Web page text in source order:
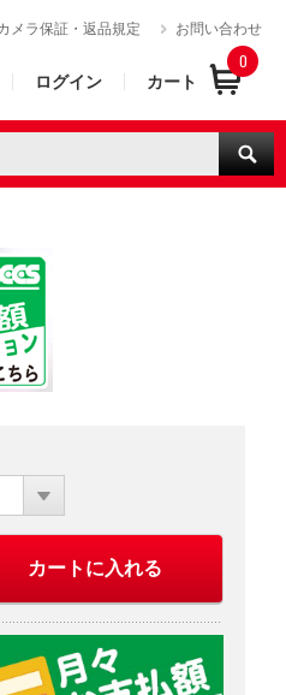
メラ保証・返品規定 お問い合わせ
ログイン カート
0
カートに入れる